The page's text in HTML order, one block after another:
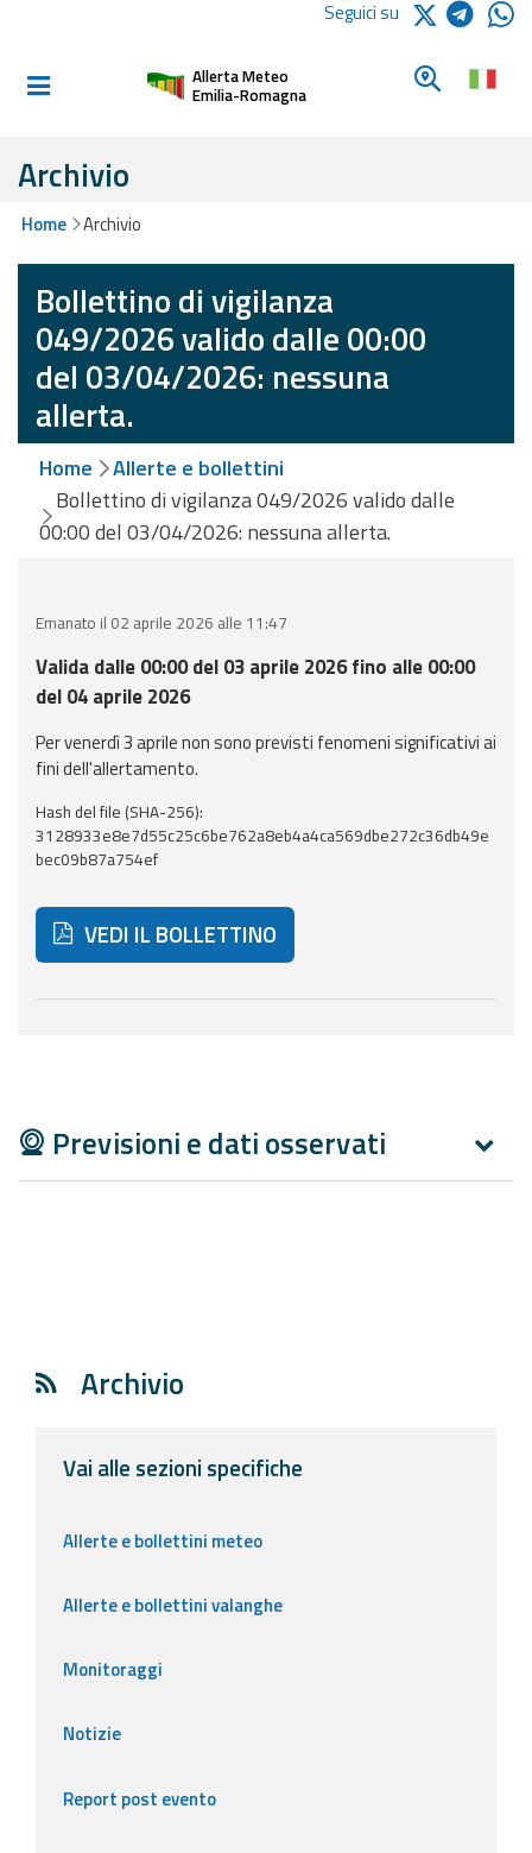
Informati e
Allerte E
Allerte e
Bollettini
Meteo
Allerte e
Bollettini
Valanghe
Monitoraggio
eventi
Previsioni meteo e
marine
Dati osservati
Radar meteo
Strumenti
Meteo
Seguici su
Allerta Meteo
Emilia-Romagna
Cerca un
Archivio
Home Archivio
Bollettino di vigilanza
049/2026 valido dalle 00:00
del 03/04/2026: nessuna
allerta.
Home
Allerte e bollettini
Bollettino di vigilanza 049/2026 valido dalle
00:00 del 03/04/2026: nessuna allerta.
Emanato il 02 aprile 2026 alle 11:47
Valida dalle 00:00 del 03 aprile 2026 fino alle 00:00
del 04 aprile 2026
Per venerdì 3 aprile non sono previsti fenomeni significativi ai
fini dell'allertamento.
Hash del file (SHA-256):
3128933e8e7d55c25c6be762a8eb4a4ca569dbe272c36db49e
bec09b87a754ef
VEDI IL BOLLETTINO
Previsioni e dati osservati
Archivio
Vai alle sezioni specifiche
Allerte e bollettini meteo
Allerte e bollettini valanghe
Monitoraggi
Notizie
Report post evento